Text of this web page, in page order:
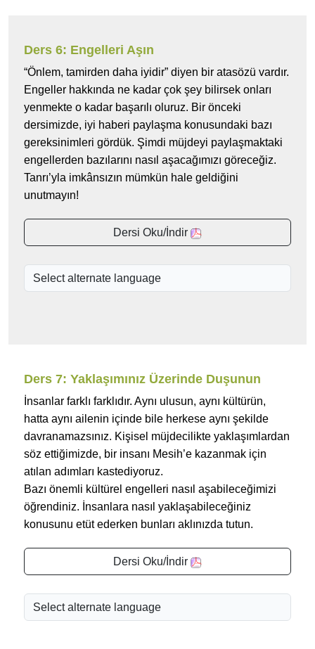
Ders 6: Engelleri Aşın
“Önlem, tamirden daha iyidir” diyen bir atasözü vardır.
Engeller hakkında ne kadar çok şey bilirsek onları
yenmekte o kadar başarılı oluruz. Bir önceki
dersimizde, iyi haberi paylaşma konusundaki bazı
gereksinimleri gördük. Şimdi müjdeyi paylaşmaktaki
engellerden bazılarını nasıl aşacağımızı göreceğiz.
Tanrı’yla imkânsızın mümkün hale geldiğini
unutmayın!
Dersi Oku/İndir
Ders 7: Yaklaşımınız Üzerinde Duşunun
İnsanlar farklı farklıdır. Aynı ulusun, aynı kültürün,
hatta aynı ailenin içinde bile herkese aynı şekilde
davranamazsınız. Kişisel müjdecilikte yaklaşımlardan
söz ettiğimizde, bir insanı Mesih’e kazanmak için
atılan adımları kastediyoruz.
Bazı önemli kültürel engelleri nasıl aşabileceğimizi
öğrendiniz. İnsanlara nasıl yaklaşabileceğiniz
konusunu etüt ederken bunları aklınızda tutun.
Dersi Oku/İndir